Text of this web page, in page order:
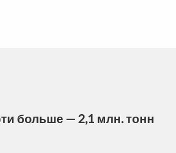
больше — 2,1 млн. тонн